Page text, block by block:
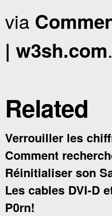
via
| w3sh.com.
Related
Verrouiller les
Comment
Réinitialiser son
Les cables DVI-D
P0rn!